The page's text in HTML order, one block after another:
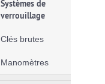
Systèmes de
verrouillage
Clés brutes
Manomètres